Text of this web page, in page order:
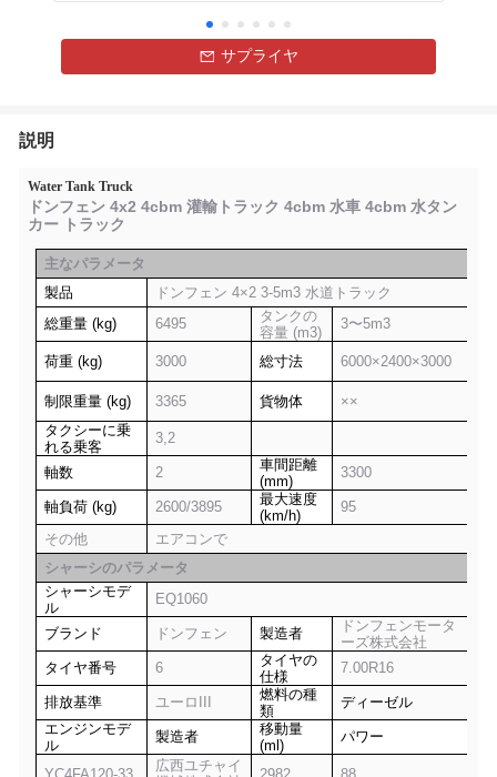
サプライヤ
説明
Water Tank Truck
ドンフェン 4x2 4cbm 灌輸トラック 4cbm 水車 4cbm 水タン
カー トラック
主なパラメータ
製品
ドンフェン 4×2 3-5m3 水道トラック
総重量 (kg)
6495
タンクの
容量 (m3)
3〜5m3
荷重 (kg) 3000 総寸法 6000×2400×3000
制限重量 (kg) 3365 貨物体
××
タクシーに乗
れる乗客
3,2
軸数 2
車間距離
(mm)
3300
軸負荷 (kg) 2600/3895
最大速度
(km/h)
95
その他
エアコンで
シャーシのパラメータ
シャーシモデ
ル
EQ1060
ブランド ドンフェン 製造者
ドンフェンモータ
ーズ株式会社
タイヤ番号
6
タイヤの
仕様
7.00R16
排放基準 ユーロIII
燃料の種
類
ディーゼル
エンジンモデ
ル
製造者
移動量
(ml)
パワー
広西ユチャイ